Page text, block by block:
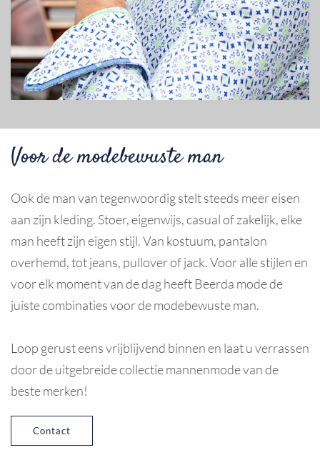
Voor de modebewuste man
Ook de man van tegenwoordig stelt steeds meer eisen
aan zijn kleding. Stoer, eigenwijs, casual of zakelijk, elke
man heeft zijn eigen stijl. Van kostuum, pantalon
overhemd, tot jeans, pullover of jack. Voor alle stijlen en
voor elk moment van de dag heeft Beerda mode de
juiste combinaties voor de modebewuste man.
Loop gerust eens vrijblijvend binnen en laat u verrassen
door de uitgebreide collectie mannenmode van de
beste merken!
Contact